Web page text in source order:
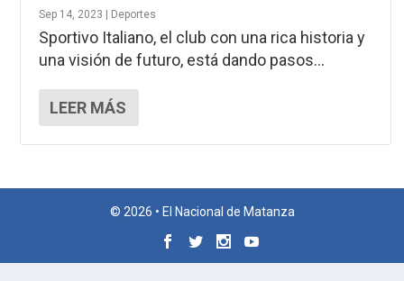
Sep 14, 2023 | Deportes
Sportivo Italiano, el club con una rica historia y
una visión de futuro, está dando pasos...
LEER MÁS
© 2026 • El Nacional de Matanza